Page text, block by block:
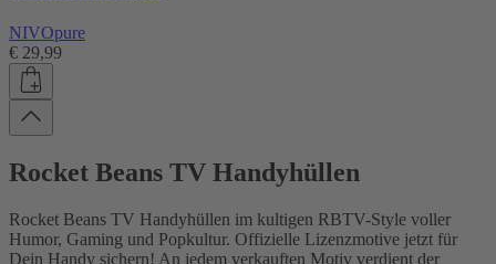
NIVOpure
€ 29,99
Rocket Beans TV Handyhüllen
Rocket Beans TV Handyhüllen im kultigen RBTV-Style voller
Humor, Gaming und Popkultur. Offizielle Lizenzmotive jetzt für
Dein Handy sichern! An jedem verkauften Motiv verdient der